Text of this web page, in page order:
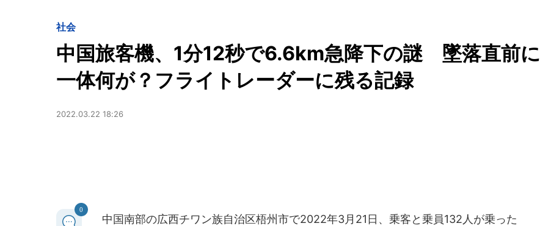
社会
中国旅客機、1分12秒で6.6km急降下の謎 墜落直前に
一体何が？フライトレーダーに残る記録
2022.03.22 18:26
0
中国南部の広西チワン族自治区梧州市で2022年3月21日、乗客と乗員132人が乗った